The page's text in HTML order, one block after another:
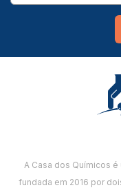
A Casa dos Químicos
fundada em 2016 por